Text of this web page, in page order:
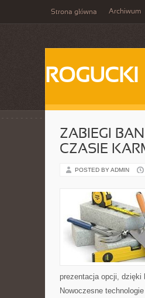
Strona główna Archiwum
ROGUCKI
ZABIEGI
CZASIE
POSTED BY ADMIN
prezentacja opcji, dzięki
Nowoczesne